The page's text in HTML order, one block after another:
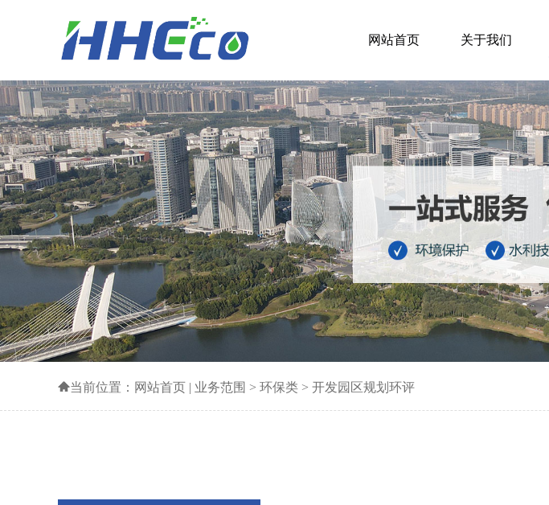
网站首页 关于我们
当前位置： 网站首页 | 业务范围 > 环保类 > 开发园区规划环评